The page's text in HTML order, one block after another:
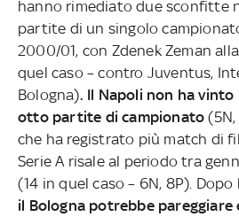
hanno rimediato due sconfitte
partite di un singolo
2000/01, con Zdenek Zeman
quel caso – contro Juventus,
Bologna). Il Napoli non ha
otto partite di campionato
che ha registrato più match di
Serie A risale al periodo tra
(14 in quel caso – 6N, 8P). Dopo
il Bologna potrebbe pareggiare